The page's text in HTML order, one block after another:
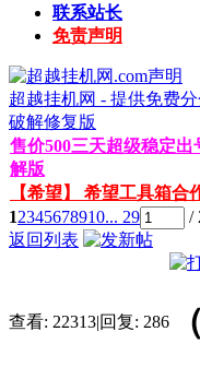
联系站长
免责声明
超越挂机网 - 提供免费
破解修复版
售价500三天超级稳定出
解版
【希望】 希望工具箱合
12345678910... 29 /
返回列表
查看: 22313|回复: 286